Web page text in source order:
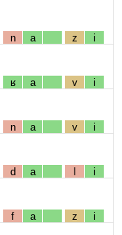
n a z i
ʁ a v i
n a v i
d a l i
f a z i